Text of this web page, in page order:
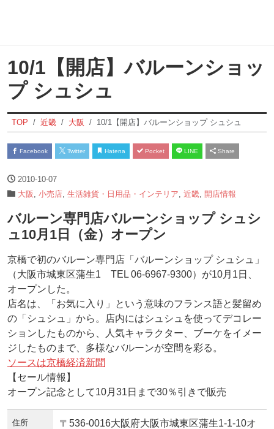
10/1【開店】バルーンショッ
プ シュシュ
TOP 近畿 大阪 10/1【開店】バルーンショップ シュシュ
Facebook Twitter Hatena Pocket LINE Share
2010-10-07
大阪
小売店 生活雑貨・日用品・インテリア 近畿 開店情報
バルーン専門店バルーンショップ シュシ
ュ10月1日（金）オープン
京橋で初のバルーン専門店「バルーンショップ シュシュ」
（大阪市城東区蒲生1 TEL 06-6967-9300）が10月1日、
オープンした。
店名は、「お気に入り」という意味のフランス語と髪留め
の「シュシュ」から。店内にはシュシュを使ってデコレー
ションしたものから、人気キャラクター、ブーケをイメー
ジしたものまで、多様なバルーンが空間を彩る。
ソースは京橋経済新聞
【セール情報】
オープン記念として10月31日まで30％引きで販売
住所
〒536-0016大阪府大阪市城東区蒲生1-1-10オ